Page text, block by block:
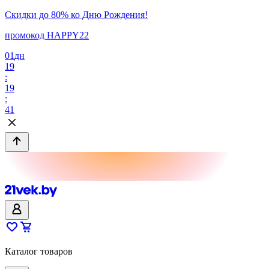
Скидки до 80% ко Дню Рождения!
промокод HAPPY22
01 дн
19
:
19
:
41
Каталог товаров